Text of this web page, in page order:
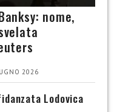
nome,
2026
Lodovica